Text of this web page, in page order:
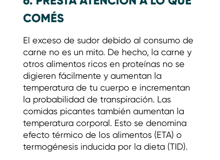
COMÉS
El exceso de sudor debido al consumo de
carne no es un mito. De hecho, la carne y
otros alimentos ricos en proteínas no se
digieren fácilmente y aumentan la
temperatura de tu cuerpo e incrementan
la probabilidad de transpiración. Las
comidas picantes también aumentan la
temperatura corporal. Esto se denomina
efecto térmico de los alimentos (ETA) o
termogénesis inducida por la dieta (TID).